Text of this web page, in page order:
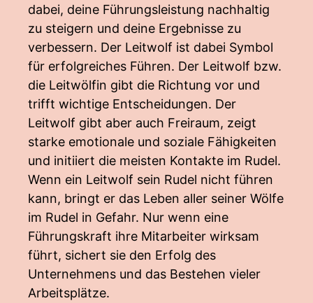
dabei, deine Führungsleistung nachhaltig
zu steigern und deine Ergebnisse zu
verbessern. Der Leitwolf ist dabei Symbol
für erfolgreiches Führen. Der Leitwolf bzw.
die Leitwölfin gibt die Richtung vor und
trifft wichtige Entscheidungen. Der
Leitwolf gibt aber auch Freiraum, zeigt
starke emotionale und soziale Fähigkeiten
und initiiert die meisten Kontakte im Rudel.
Wenn ein Leitwolf sein Rudel nicht führen
kann, bringt er das Leben aller seiner Wölfe
im Rudel in Gefahr. Nur wenn eine
Führungskraft ihre Mitarbeiter wirksam
führt, sichert sie den Erfolg des
Unternehmens und das Bestehen vieler
Arbeitsplätze.